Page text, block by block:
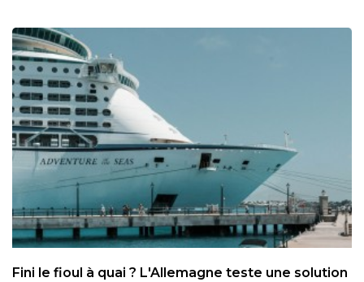
Fini le fioul à quai ? L'Allemagne teste une solution